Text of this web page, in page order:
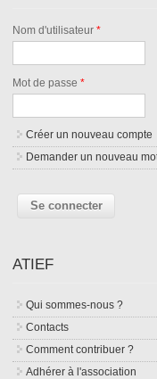
Nom d'utilisateur*
Mot de passe*
Créer un nouveau compte
Demander un nouveau
ATIEF
Qui sommes-nous ?
Contacts
Comment contribuer ?
Adhérer à l'association